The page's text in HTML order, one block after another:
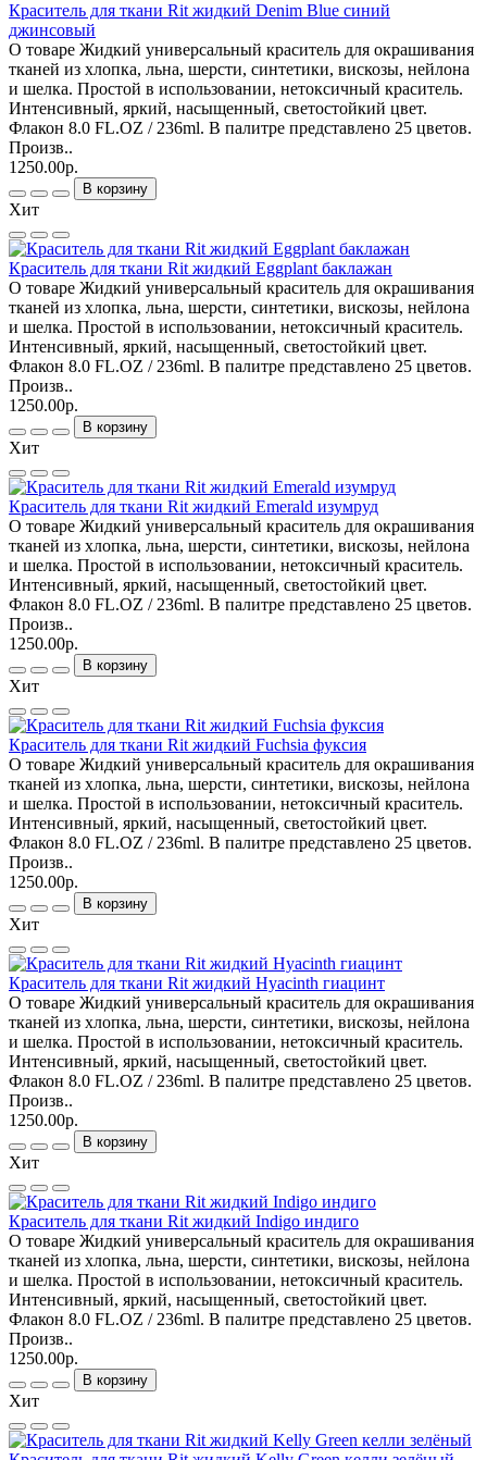
Краситель для ткани Rit жидкий Denim Blue синий
джинсовый
О товаре Жидкий универсальный краситель для окрашивания
тканей из хлопка, льна, шерсти, синтетики, вискозы, нейлона
и шелка. Простой в использовании, нетоксичный краситель.
Интенсивный, яркий, насыщенный, светостойкий цвет.
Флакон 8.0 FL.OZ / 236ml. В палитре представлено 25 цветов.
Произв..
1250.00р.
В корзину
Хит
Краситель для ткани Rit жидкий Eggplant баклажан
О товаре Жидкий универсальный краситель для окрашивания
тканей из хлопка, льна, шерсти, синтетики, вискозы, нейлона
и шелка. Простой в использовании, нетоксичный краситель.
Интенсивный, яркий, насыщенный, светостойкий цвет.
Флакон 8.0 FL.OZ / 236ml. В палитре представлено 25 цветов.
Произв..
1250.00р.
В корзину
Хит
Краситель для ткани Rit жидкий Emerald изумруд
О товаре Жидкий универсальный краситель для окрашивания
тканей из хлопка, льна, шерсти, синтетики, вискозы, нейлона
и шелка. Простой в использовании, нетоксичный краситель.
Интенсивный, яркий, насыщенный, светостойкий цвет.
Флакон 8.0 FL.OZ / 236ml. В палитре представлено 25 цветов.
Произв..
1250.00р.
В корзину
Хит
Краситель для ткани Rit жидкий Fuchsia фуксия
О товаре Жидкий универсальный краситель для окрашивания
тканей из хлопка, льна, шерсти, синтетики, вискозы, нейлона
и шелка. Простой в использовании, нетоксичный краситель.
Интенсивный, яркий, насыщенный, светостойкий цвет.
Флакон 8.0 FL.OZ / 236ml. В палитре представлено 25 цветов.
Произв..
1250.00р.
В корзину
Хит
Краситель для ткани Rit жидкий Hyacinth гиацинт
О товаре Жидкий универсальный краситель для окрашивания
тканей из хлопка, льна, шерсти, синтетики, вискозы, нейлона
и шелка. Простой в использовании, нетоксичный краситель.
Интенсивный, яркий, насыщенный, светостойкий цвет.
Флакон 8.0 FL.OZ / 236ml. В палитре представлено 25 цветов.
Произв..
1250.00р.
В корзину
Хит
Краситель для ткани Rit жидкий Indigo индиго
О товаре Жидкий универсальный краситель для окрашивания
тканей из хлопка, льна, шерсти, синтетики, вискозы, нейлона
и шелка. Простой в использовании, нетоксичный краситель.
Интенсивный, яркий, насыщенный, светостойкий цвет.
Флакон 8.0 FL.OZ / 236ml. В палитре представлено 25 цветов.
Произв..
1250.00р.
В корзину
Хит